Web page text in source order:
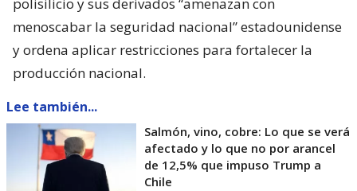
polisilicio y sus derivados “amenazan con
menoscabar la seguridad nacional” estadounidense
y ordena aplicar restricciones para fortalecer la
producción nacional.
Lee también...
Salmón, vino, cobre: Lo que se verá
afectado y lo que no por arancel
de 12,5% que impuso Trump a
Chile